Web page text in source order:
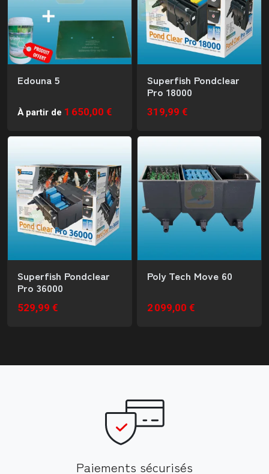
Edouna 5
À partir de 1 650,00 €
Superfish Pondclear
Pro 18000
319,99 €
Superfish Pondclear
Pro 36000
529,99 €
Poly Tech Move 60
2 099,00 €
Paiements sécurisés